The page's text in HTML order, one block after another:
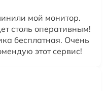
мой монитор.
столь оперативным!
бесплатная. Очень
этот сервис!